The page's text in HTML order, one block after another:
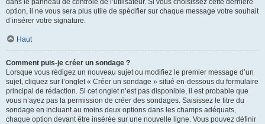
dans le panneau de contrôle de l’utilisateur. Si vous choisissez cette dernière
option, il ne vous sera plus utile de spécifier sur chaque message votre souhait
d’insérer votre signature.
Haut
Comment puis-je créer un sondage ?
Lorsque vous rédigez un nouveau sujet ou modifiez le premier message d’un
sujet, cliquez sur l’onglet « Créer un sondage » situé en-dessous du formulaire
principal de rédaction. Si cet onglet n’est pas disponible, il est probable que
vous n’ayez pas la permission de créer des sondages. Saisissez le titre du
sondage en incluant au moins deux options dans les champs adéquats,
chaque option devant être insérée sur une nouvelle ligne. Vous pouvez définir